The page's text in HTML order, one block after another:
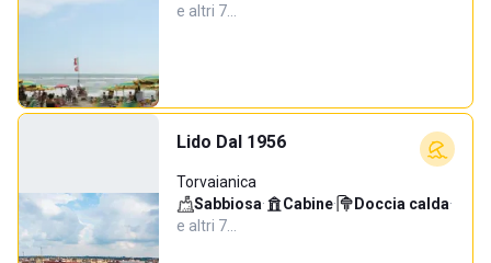
e altri 7…
Lido Dal 1956
Torvaianica
Sabbiosa· Cabine· Doccia calda·
e altri 7…